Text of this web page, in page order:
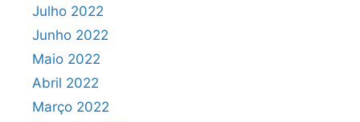
Julho 2022
Junho 2022
Maio 2022
Abril 2022
Março 2022